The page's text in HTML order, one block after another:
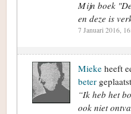
Mijn boek
en deze is
7 Januari 2016,
Mieke heeft
beter
“Ik heb het
ook niet